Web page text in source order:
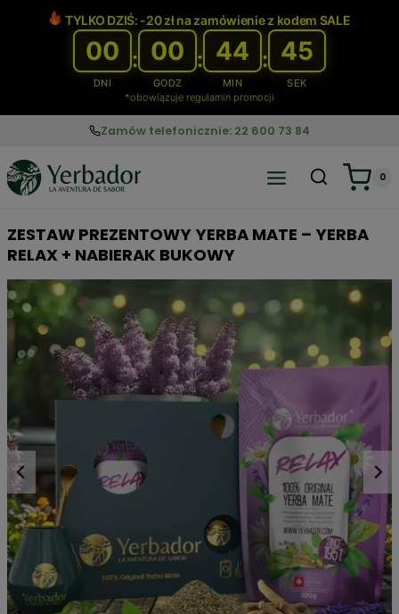
TYLKO DZIŚ: -20 zł na zamówienie z kodem SALE
00
DNI
: 00
GODZ
: 44
MIN
: 44
SEK
*obowiązuje regulamin promocji
Zamów telefonicznie: 22 600 73 84
0
ZESTAW PREZENTOWY YERBA MATE – YERBA
RELAX + NABIERAK BUKOWY